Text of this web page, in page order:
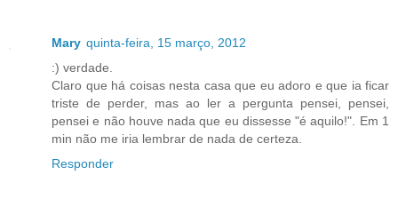
Mary quinta-feira, 15 março, 2012
:) verdade.
Claro que há coisas nesta casa que eu adoro e que ia ficar
triste de perder, mas ao ler a pergunta pensei, pensei,
pensei e não houve nada que eu dissesse "é aquilo!". Em 1
min não me iria lembrar de nada de certeza.
Responder